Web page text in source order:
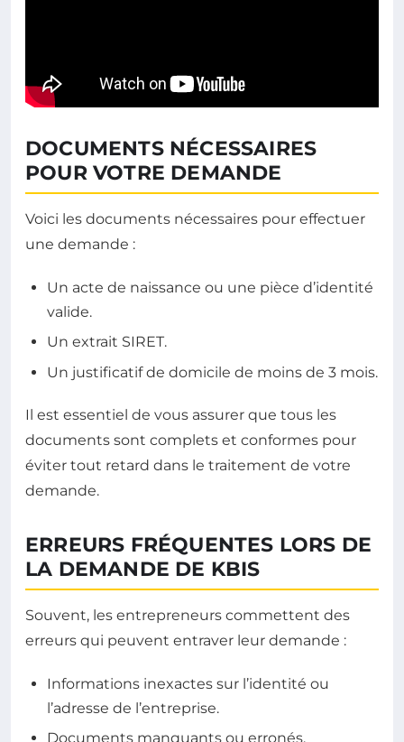
DOCUMENTS NÉCESSAIRES
POUR VOTRE DEMANDE
Voici les documents nécessaires pour effectuer
une demande :
Un acte de naissance ou une pièce d’identité
valide.
Un extrait SIRET.
Un justificatif de domicile de moins de 3 mois.
Il est essentiel de vous assurer que tous les
documents sont complets et conformes pour
éviter tout retard dans le traitement de votre
demande.
ERREURS FRÉQUENTES LORS DE
LA DEMANDE DE KBIS
Souvent, les entrepreneurs commettent des
erreurs qui peuvent entraver leur demande :
Informations inexactes sur l’identité ou
l’adresse de l’entreprise.
Documents manquants ou erronés.